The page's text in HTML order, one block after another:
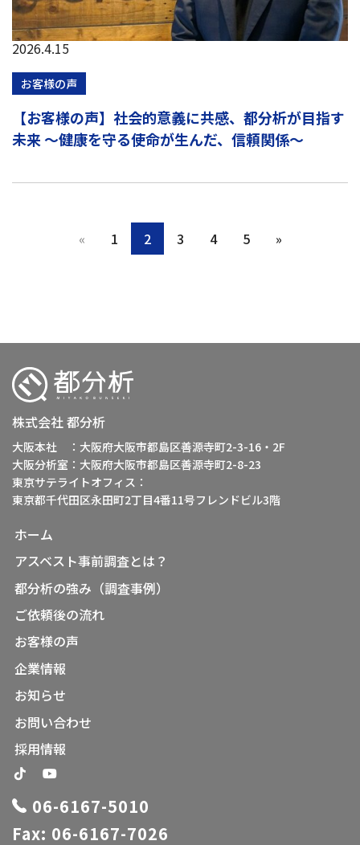
2026.4.15
お客様の声
【お客様の声】社会的意義に共感、都分析が目指す
未来 ～健康を守る使命が生んだ、信頼関係～
« 1 2 3 4 5 »
株式会社 都分析
大阪本社 ：大阪府大阪市都島区善源寺町2-3-16・2F
大阪分析室：大阪府大阪市都島区善源寺町2-8-23
東京サテライトオフィス：
東京都千代田区永田町2丁目4番11号フレンドビル3階
ホーム
アスベスト事前調査とは？
都分析の強み（調査事例）
ご依頼後の流れ
お客様の声
企業情報
お知らせ
お問い合わせ
採用情報
06-6167-5010
Fax: 06-6167-7026